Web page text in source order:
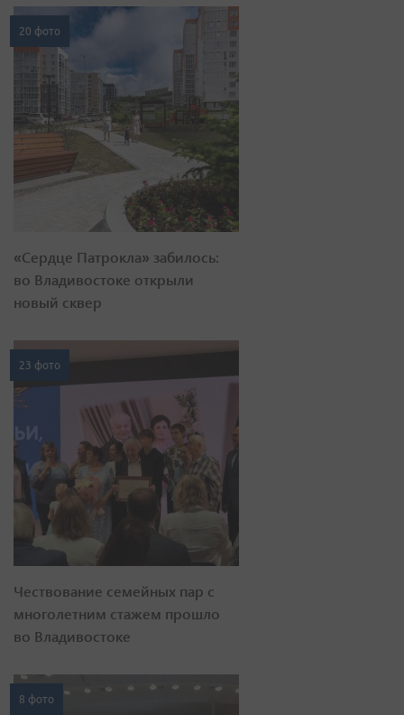
20 фото
«Сердце Патрокла» забилось:
во Владивостоке открыли
новый сквер
23 фото
Чествование семейных пар с
многолетним стажем прошло
во Владивостоке
8 фото